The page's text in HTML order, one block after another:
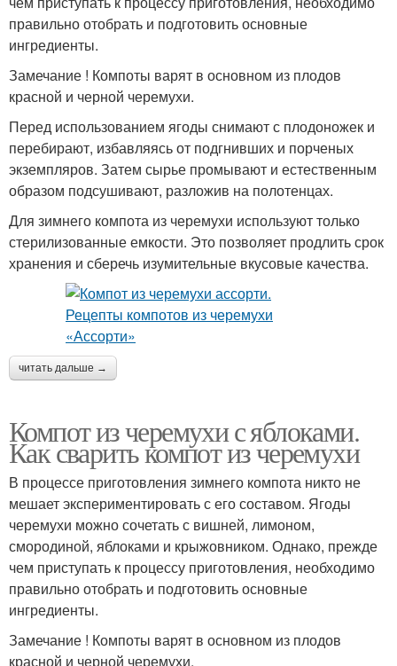
правильно отобрать и подготовить основные
ингредиенты.
Замечание ! Компоты варят в основном из плодов
красной и черной черемухи.
Перед использованием ягоды снимают с плодоножек и
перебирают, избавляясь от подгнивших и порченых
экземпляров. Затем сырье промывают и естественным
образом подсушивают, разложив на полотенцах.
Для зимнего компота из черемухи используют только
стерилизованные емкости. Это позволяет продлить срок
хранения и сберечь изумительные вкусовые качества.
читать дальше →
Компот из черемухи с яблоками.
Как сварить компот из черемухи
В процессе приготовления зимнего компота никто не
мешает экспериментировать с его составом. Ягоды
черемухи можно сочетать с вишней, лимоном,
смородиной, яблоками и крыжовником. Однако, прежде
чем приступать к процессу приготовления, необходимо
правильно отобрать и подготовить основные
ингредиенты.
Замечание ! Компоты варят в основном из плодов
красной и черной черемухи.